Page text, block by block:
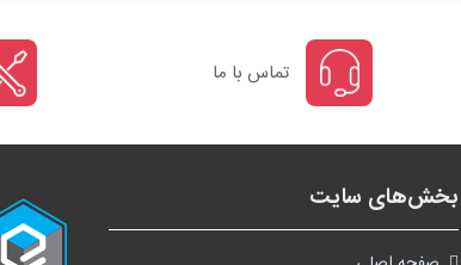
تماس با ما
بخش‌های سایت